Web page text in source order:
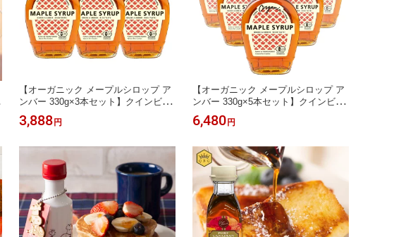
【オーガニック メープルシロップ ア
ンバー 330g×3本セット】クインビガ
ーデン 公式 カナダ ケベック州 プロ
御用達 ピュア人気 美味しい 安心 安
ルト 製菓 製パン お菓子作り
3,888 円
【オーガニック メープルシロップ ア
ンバー 330g×5本セット】クインビガ
ーデン 公式 カナダ ケベック州 プロ
御用達 ピュア人気 美味しい 安心 安
ルト 製菓 製パン お菓子作り
6,480 円